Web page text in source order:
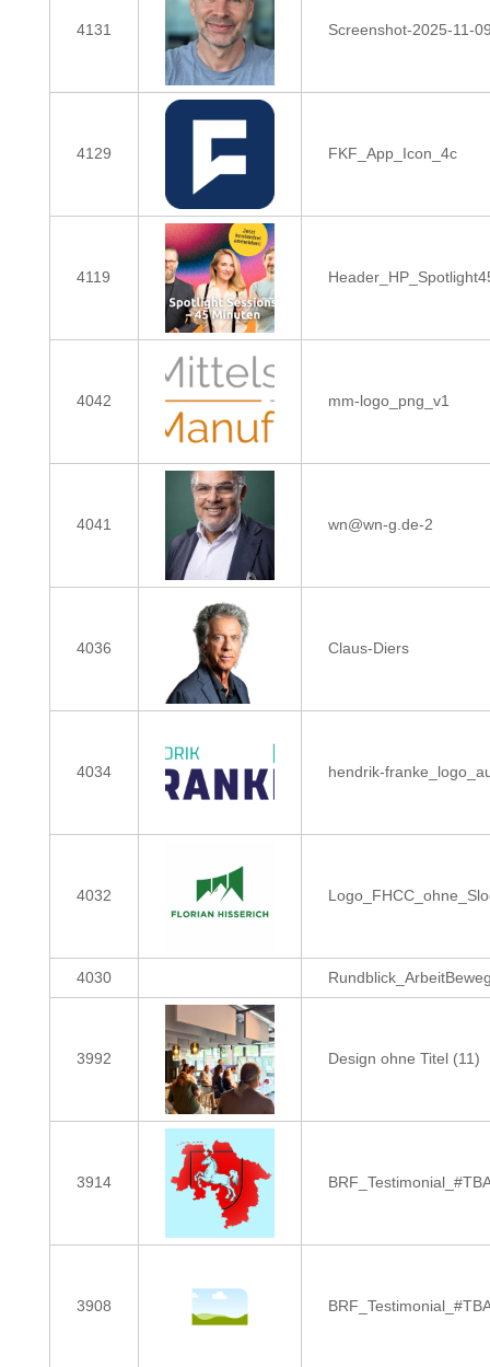
4131 Screenshot-2025-11-
4129 FKF_App_Icon_4c
4119
4042 mm-logo_png_v1
4041 wn@wn-g.de-2
4036 Claus-Diers
4034 hendrik-
4032
4030
3992 Design ohne Titel (11)
3914
3908